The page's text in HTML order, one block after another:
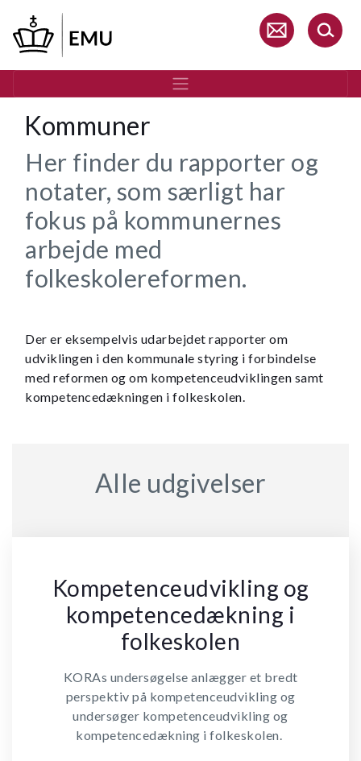
hovedindhold
Kommuner
Her finder du rapporter og
notater, som særligt har
fokus på kommunernes
arbejde med
folkeskolereformen.
Der er eksempelvis udarbejdet rapporter om
udviklingen i den kommunale styring i forbindelse
med reformen og om kompetenceudviklingen samt
kompetencedækningen i folkeskolen.
Alle udgivelser
Kompetenceudvikling og
kompetencedækning i
folkeskolen
KORAs undersøgelse anlægger et bredt
perspektiv på kompetenceudvikling og
undersøger kompetenceudvikling og
kompetencedækning i folkeskolen.